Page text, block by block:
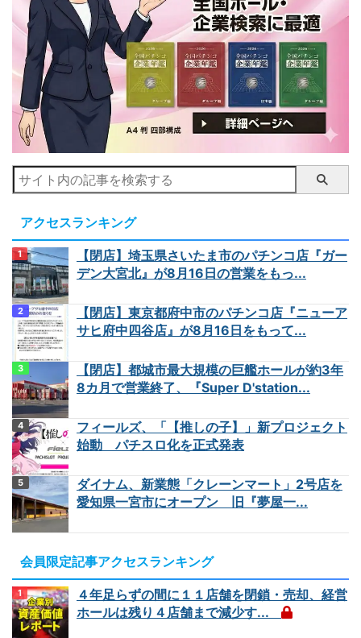
アクセスランキング
【閉店】埼玉県さいたま市のパチンコ店『ガー
デン大宮北』が8月16日の営業をもっ...
【閉店】東京都府中市のパチンコ店『ニューア
サヒ府中四谷店』が8月16日をもって...
【閉店】都城市最大規模の巨艦ホールが約3年
8カ月で営業終了、『Super D'station...
フィールズ、「【推しの子】」新プロジェクト
始動 パチスロ化を正式発表
ダイナム、新業態「クレーンマート」2号店を
愛知県一宮市にオープン 旧『夢屋一...
会員限定記事アクセスランキング
４年足らずの間に１１店舗を閉鎖・売却、経営
ホールは残り４店舗まで減少す...